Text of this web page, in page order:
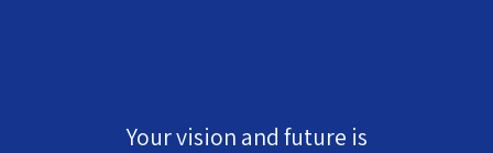
Your vision and future is